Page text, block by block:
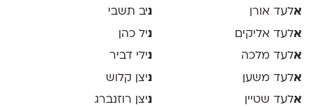
אלעד אורן
אלעד אליקים
אלעד מלכה
אלעד משען
אלעד שטיין
ניב תשבי
ניל כהן
נילי דביר
ניצן קלוש
ניצן רוזנברג